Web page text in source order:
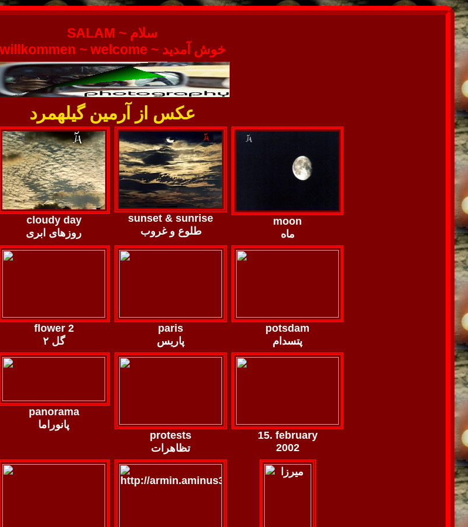
SALAM ~ سلام
willkommen ~ welcome ~ خوش آمدید
عکس از آرمین گیله​مرد
cloudy day
روزهای ابری
sunset & sunrise
طلوع و غروب
moon
ماه
flower 2
گل ۲
paris
پاریس
potsdam
پتسدام
panorama
پانوراما
protests
تظاهرات
15. february
2002